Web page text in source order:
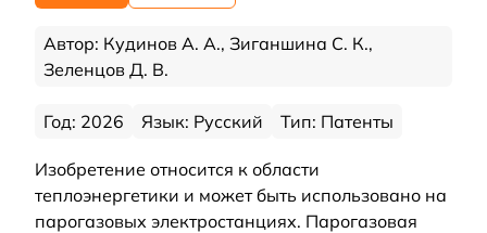
Автор: Кудинов А. А., Зиганшина С. К.,
Зеленцов Д. В.
Год: 2026 Язык: Русский Тип: Патенты
Изобретение относится к области
теплоэнергетики и может быть использовано на
парогазовых электростанциях. Парогазовая